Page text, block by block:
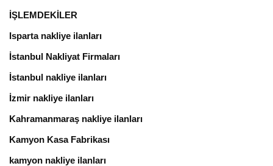
İŞLEMDEKİLER
Isparta nakliye ilanları
İstanbul Nakliyat Firmaları
İstanbul nakliye ilanları
İzmir nakliye ilanları
Kahramanmaraş nakliye ilanları
Kamyon Kasa Fabrikası
kamyon nakliye ilanları